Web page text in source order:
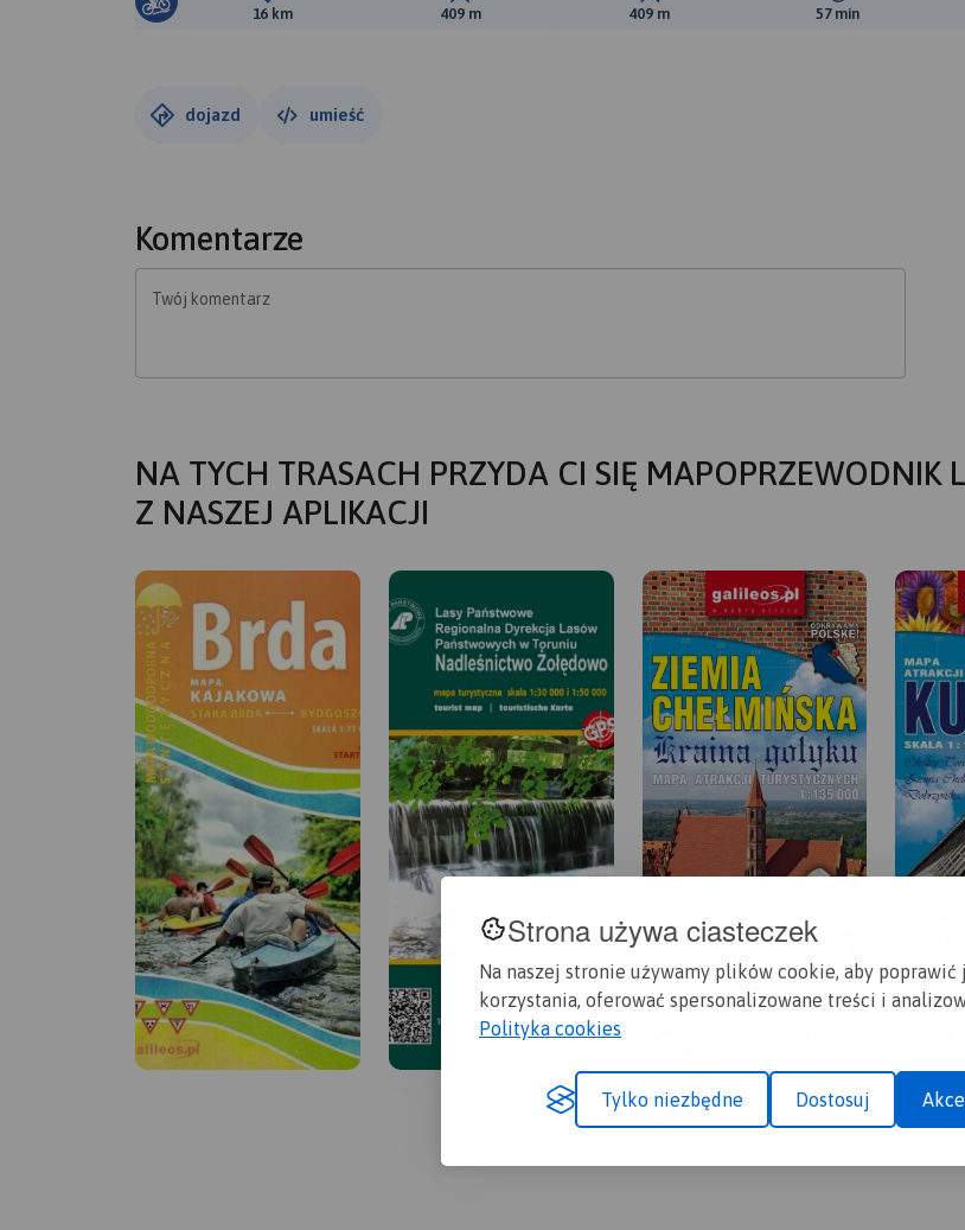
Strona używa ciasteczek
Na naszej stronie używamy plików cookie, aby poprawić
korzystania, oferować spersonalizowane treści i
Polityka cookies
Tylko niezbędne Dostosuj
Długość trasy:
16 km Suma przewyższeń:
409 m Suma spadków:
409 m Średni czas
57 min
dojazd umieść
Komentarze
Twój komentarz
NA TYCH TRASACH PRZYDA CI SIĘ MAPOPRZEWODNIK
Z NASZEJ APLIKACJI